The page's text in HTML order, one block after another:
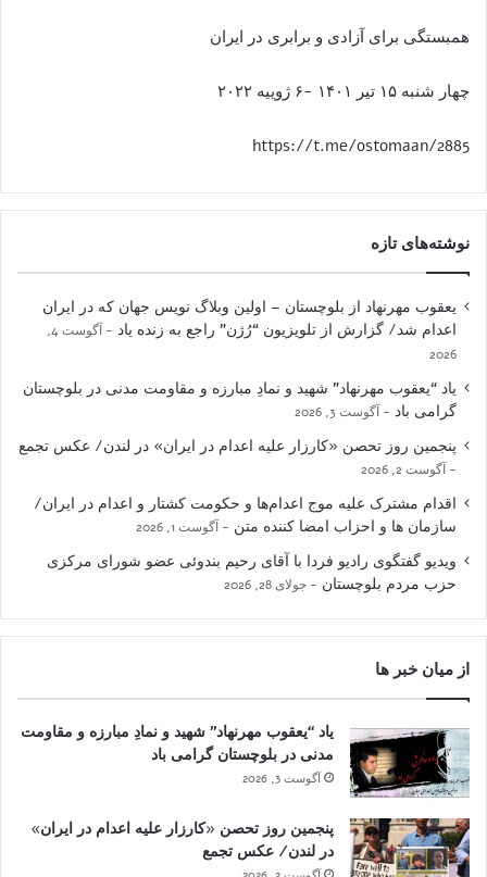
همبستگی برای آزادی و برابری در ایران
چهار شنبه ۱۵ تیر ۱۴۰۱ -۶ ژوییه ۲۰۲۲
https://t.me/ostomaan/2885
نوشته‌های تازه
یعقوب مهرنهاد از بلوچستان – اولین وبلاگ نویس جهان که در ایران
اعدام شد/ گزارش از تلویزیون “رُژن” راجع به زنده یاد
آگوست 4,
2026
یاد “یعقوب مهرنهاد” شهید و نمادِ مبارزه و مقاومت مدنی در بلوچستان
گرامی باد
آگوست 3, 2026
پنجمین روز تحصن «کارزار علیه اعدام در ایران» در لندن/ عکس تجمع
آگوست 2, 2026
اقدام مشترک علیه موج اعدام‌ها و حکومت کشتار و اعدام در ایران/
سازمان ها و احزاب امضا کننده متن
آگوست 1, 2026
ویدیو گفتگوی رادیو فردا با آقای رحیم بندوئی عضو شورای مرکزی
حزب مردم بلوچستان
جولای 28, 2026
از میان خبر ها
یاد “یعقوب مهرنهاد” شهید و نمادِ مبارزه و مقاومت
مدنی در بلوچستان گرامی باد
آگوست 3, 2026
پنجمین روز تحصن «کارزار علیه اعدام در ایران»
در لندن/ عکس تجمع